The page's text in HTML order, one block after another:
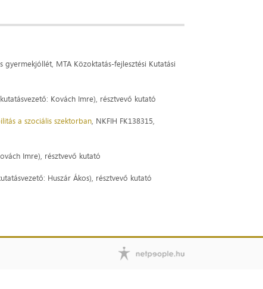
gyermekjóllét, MTA Közoktatás-fejlesztési Kutatási
Kovách Imre), résztvevő kutató
a szociális szektorban, NKFIH FK138315,
Imre), résztvevő kutató
Huszár Ákos), résztvevő kutató